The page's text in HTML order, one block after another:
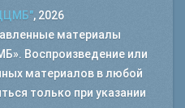
, 2026
материалы
Воспроизведение или
материалов в любой
только при указании